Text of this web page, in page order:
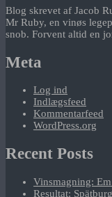
Blog skrevet af Jacob
Mr Ruby, en vinøs
snob. Forvent altid en
Meta
Log ind
Indlægsfeed
Kommentarfeed
WordPress.org
Recent Posts
Vinsmagning:
Resultat: